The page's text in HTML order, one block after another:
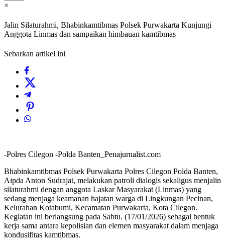
×
Jalin Silaturahmi, Bhabinkamtibmas Polsek Purwakarta Kunjungi
Anggota Linmas dan sampaikan himbauan kamtibmas
Sebarkan artikel ini
-Polres Cilegon -Polda Banten_Penajurnalist.com
Bhabinkamtibmas Polsek Purwakarta Polres Cilegon Polda Banten,
Aipda Anton Sudrajat, melakukan patroli dialogis sekaligus menjalin
silaturahmi dengan anggota Laskar Masyarakat (Linmas) yang
sedang menjaga keamanan hajatan warga di Lingkungan Pecinan,
Kelurahan Kotabumi, Kecamatan Purwakarta, Kota Cilegon.
Kegiatan ini berlangsung pada Sabtu. (17/01/2026) sebagai bentuk
kerja sama antara kepolisian dan elemen masyarakat dalam menjaga
kondusifitas kamtibmas.